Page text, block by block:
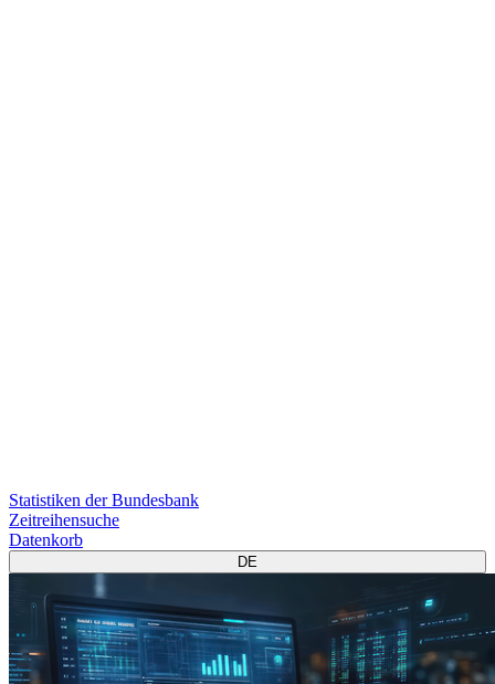
Statistiken der Bundesbank
Zeitreihensuche
Datenkorb
DE